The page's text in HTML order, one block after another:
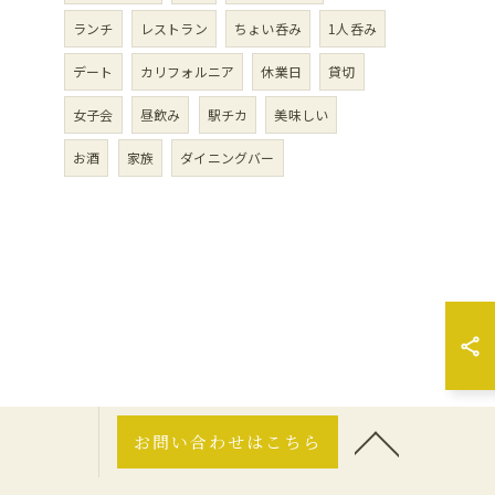
ランチ レストラン ちょい呑み 1人呑み
デート カリフォルニア 休業日 貸切
女子会 昼飲み 駅チカ 美味しい
お酒 家族 ダイニングバー
お問い合わせはこちら